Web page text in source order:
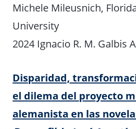
Michele Mileusnich,
University
2024 Ignacio R. M. Galbis
Disparidad,
el dilema del proyecto
alemanista en las